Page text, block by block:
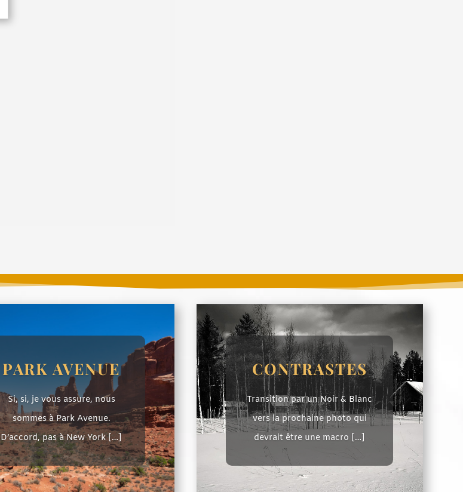
PARK AVENUE
Si, si, je vous assure, nous
sommes à Park Avenue.
D’accord, pas à New York […]
CONTRASTES
Transition par un Noir & Blanc
vers la prochaine photo qui
devrait être une macro […]